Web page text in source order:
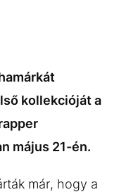
kollekcióját a
május 21-én.
már, hogy a